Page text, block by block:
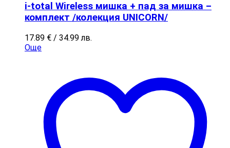
i-total Wireless мишка + пад за мишка –
комплект /колекция UNICORN/
17.89 € / 34.99 лв.
Още